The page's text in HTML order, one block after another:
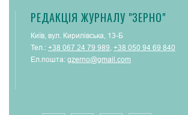
РЕДАКЦІЯ ЖУРНАЛУ "ЗЕРНО"
Київ, вул. Кирилівська, 13-Б
Тел.: +38 067 24 79 989 +38 050 94 69 840
Ел.пошта: gzerno@gmail.com